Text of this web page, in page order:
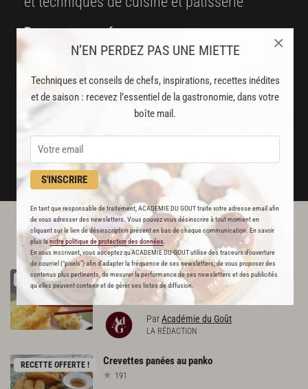
N’EN PERDEZ PAS UNE MIETTE
Techniques et conseils de chefs, inspirations, recettes inédites
et de saison : recevez l’essentiel de la gastronomie, dans votre
boîte mail.
S'INSCRIRE
En tant que responsable de traitement, ACADEMIE DU GOUT traite votre adresse email afin
de vous adresser des newsletters. Vous pouvez vous désinscrire à tout moment en
cliquant sur le lien de désinscription présent en bas de chaque communication. En savoir
plus lanotre politique de protection des données
En vous inscrivant, vous acceptez qu'ACADEMIE DU GOUT utilise des traceurs d’ouverture
de courriel (“pixels”) afin d’adapter la fréquence de ses newsletters, de vous proposer des
contenus plus pertinents, de mesurer la performance de ses newsletters et des publicités
qu’elles peuvent contenir et de gérer ses listes de diffusion.
×
Des nouveautés
disponibles chaque semaine
Stop pub
un service garanti sans publicité
DÉJÀ ABONNÉ(E) ? JE ME CONNECTE
L'ACADÉMIE DU GOÛT VOUS
RECOMMANDE
RECETTE OFFERTE ! Tempura decrevettes
723
ParAcadémie du Goût
LA RÉDACTION
RECETTE OFFERTE ! Crevettespanéesaupanko
191